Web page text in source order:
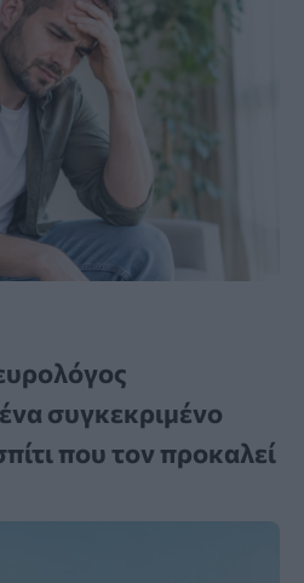
συγκεκριμένο
που τον προκαλεί